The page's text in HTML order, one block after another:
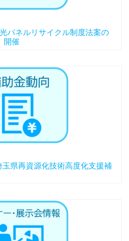
パネルリサイクル制度法案の
開催
県再資源化技術高度化支援補